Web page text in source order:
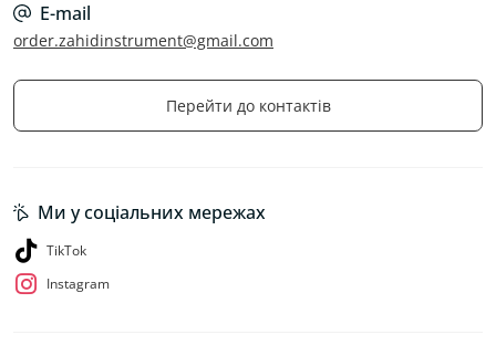
E-mail
order.zahidinstrument@gmail.com
Перейти до контактів
Ми у соціальних мережах
TikTok
Instagram